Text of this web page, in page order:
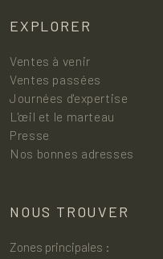
EXPLORER
Ventes à venir
Ventes passées
Journées d'expertise
L'œil et le marteau
Presse
Nos bonnes adresses
NOUS TROUVER
Zones principales :